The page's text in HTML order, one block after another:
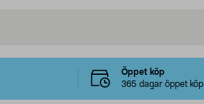
Öppet köp
365 dagar öppet köp